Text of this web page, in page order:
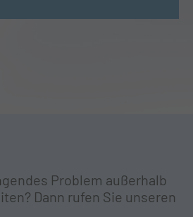
Problem außerhalb
Dann rufen Sie unseren